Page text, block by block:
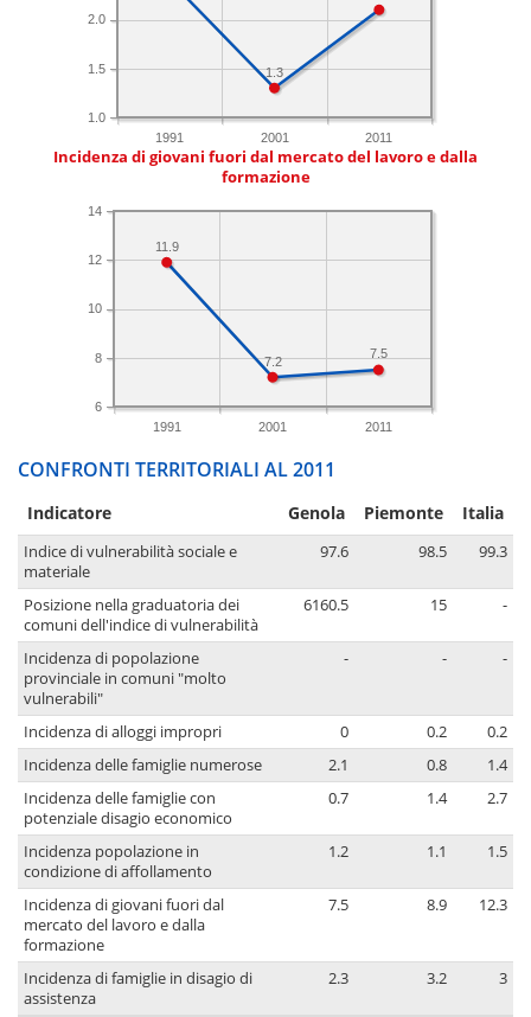
1991 2001 2011
1.0
1.5
2.0
1.3
Incidenza di giovani fuori dal mercato del lavoro e dalla
formazione
1991 2001 2011
6
8
10
12
14
7.5
7.2
11.9
CONFRONTI TERRITORIALI AL 2011
Indicatore Genola Piemonte Italia
Indice di vulnerabilità sociale e
materiale
97.6 98.5 99.3
Posizione nella graduatoria dei
comuni dell'indice di vulnerabilità
6160.5 15 -
Incidenza di popolazione
provinciale in comuni "molto
vulnerabili"
- - -
Incidenza di alloggi impropri 0 0.2
0.2
Incidenza delle famiglie numerose
2.1 0.8
1.4
Incidenza delle famiglie con
potenziale disagio economico
0.7 1.4 2.7
Incidenza popolazione in
condizione di affollamento
1.2 1.1 1.5
Incidenza di giovani fuori dal
mercato del lavoro e dalla
formazione
7.5 8.9 12.3
Incidenza di famiglie in disagio di
assistenza
2.3 3.2 3